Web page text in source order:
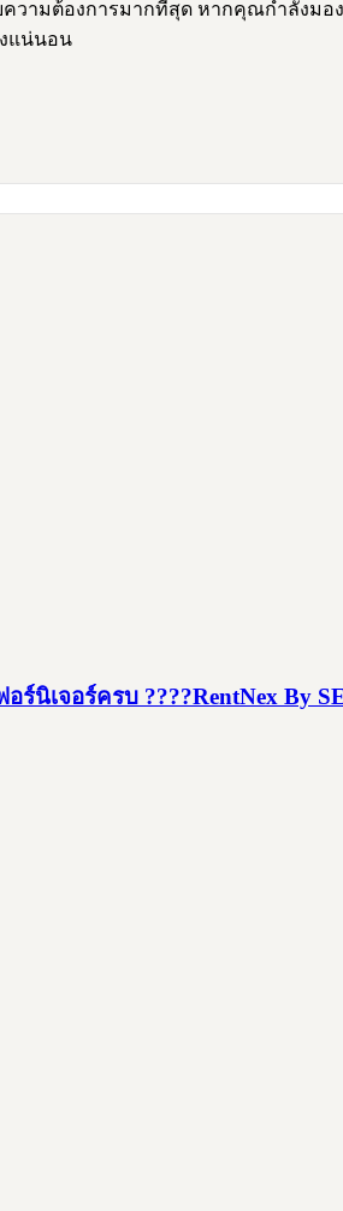
ามต้องการมากที่สุด หากคุณกำลังม
แน่นอน
ร์นิเจอร์ครบ ????RentNex By